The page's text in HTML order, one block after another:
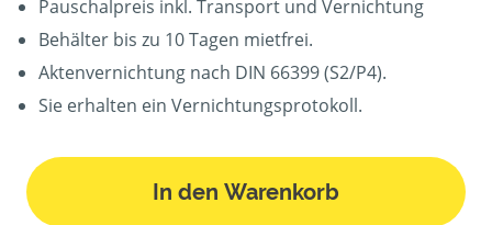
Pauschalpreis inkl. Transport und Vernichtung
Behälter bis zu 10 Tagen mietfrei.
Aktenvernichtung nach DIN 66399 (S2/P4).
Sie erhalten ein Vernichtungsprotokoll.
In den Warenkorb